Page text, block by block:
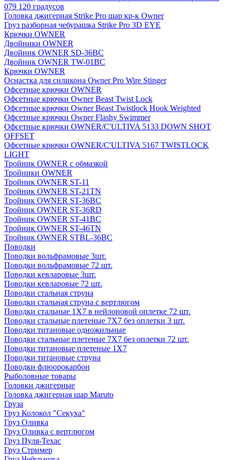
079 120 градусов
Головка джигерная Strike Pro шар кр-к Owner
Груз разборная чебурашка Strike Pro 3D EYE
Крючки OWNER
Двойники OWNER
Двойник OWNER SD-36BC
Двойник OWNER TW-01BC
Крючки OWNER
Оснастка для силикона Owner Pro Wire Stinger
Офсетные крючки OWNER
Офсетные крючки Owner Beast Twist Lock
Офсетные крючки Owner Beast Twistlock Hook Weighted
Офсетные крючки Owner Flashy Swimmer
Офсетные крючки OWNER/C'ULTIVA 5133 DOWN SHOT
OFFSET
Офсетные крючки OWNER/C'ULTIVA 5167 TWISTLOCK
LIGHT
Тройник OWNER с обмазкой
Тройники OWNER
Тройник OWNER ST-11
Тройник OWNER ST-21TN
Тройник OWNER ST-36BC
Тройник OWNER ST-36RD
Тройник OWNER ST-41BC
Тройник OWNER ST-46TN
Тройник OWNER STBL-36BC
Поводки
Поводки вольфрамовые 3шт.
Поводки вольфрамовые 72 шт.
Поводки кевларовые 3шт.
Поводки кевларовые 72 шт.
Поводки стальная струна
Поводки стальная струна с вертлюгом
Поводки стальные 1X7 в нейлоновой оплетке 72 шт.
Поводки стальные плетеные 7X7 без оплетки 3 шт.
Поводки титановые одножильные
Поводки стальные плетеные 7X7 без оплетки 72 шт.
Поводки титановые плетеные 1X7
Поводки титановые струна
Поводки флюорокарбон
Рыболовные товары
Головки джигерные
Головка джигерная шар Maruto
Груза
Груз Колокол "Секуха"
Груз Оливка
Груз Оливка с вертлюгом
Груз Пуля-Техас
Груз Стример